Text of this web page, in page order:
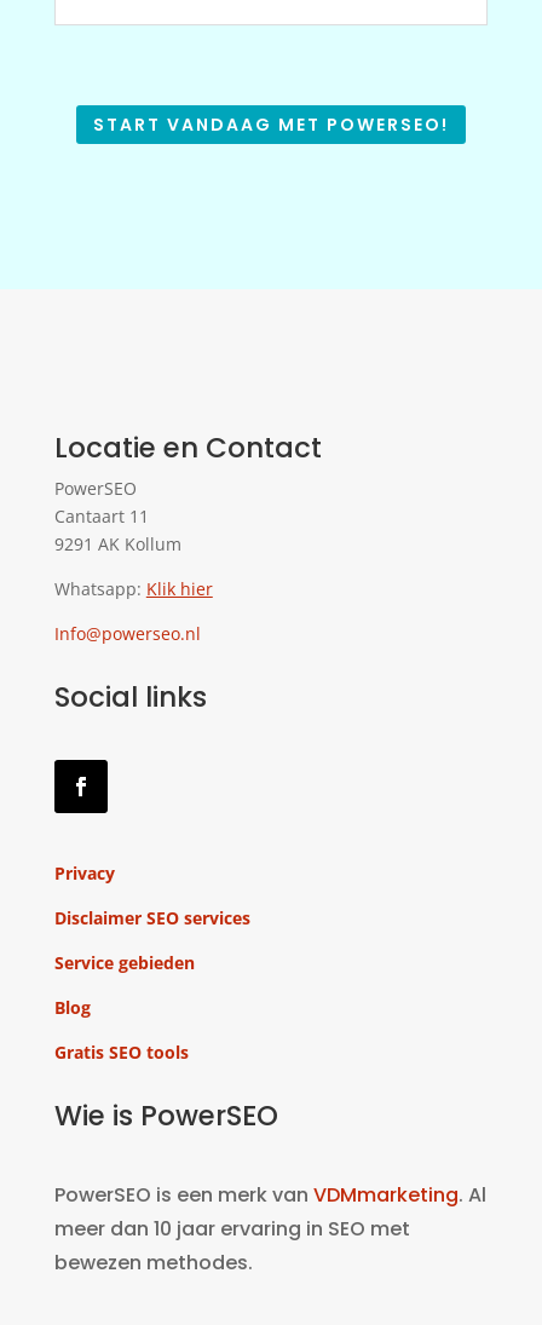
START VANDAAG MET POWERSEO!
Locatie en Contact
PowerSEO
Cantaart 11
9291 AK Kollum
Whatsapp: Klik hier
Info@powerseo.nl
Social links
Privacy
Disclaimer SEO services
Service gebieden
Blog
Gratis SEO tools
Wie is PowerSEO
PowerSEO is een merk van VDMmarketing. Al
meer dan 10 jaar ervaring in SEO met
bewezen methodes.